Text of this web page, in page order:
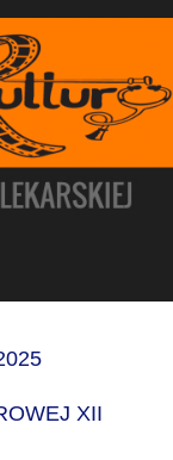
XII